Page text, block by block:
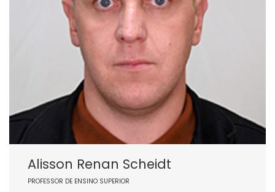
Alisson Renan Scheidt
PROFESSOR DE ENSINO SUPERIOR